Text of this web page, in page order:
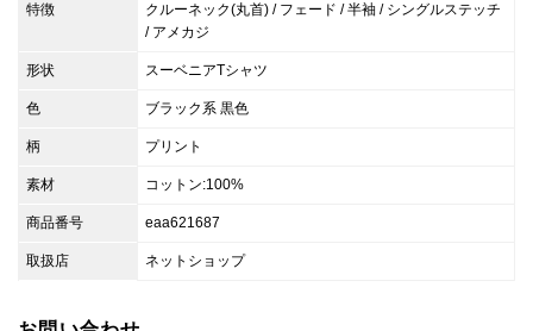
特徴
クルーネック(丸首) / フェード / 半袖 / シングルステッチ
/ アメカジ
形状 スーベニアTシャツ
色 ブラック系 黒色
柄 プリント
素材 コットン:100%
商品番号 eaa621687
取扱店 ネットショップ